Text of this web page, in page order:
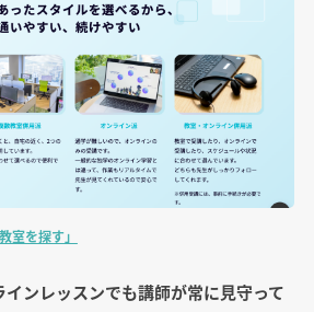
室を探す」
ンレッスンでも講師が常に見守って